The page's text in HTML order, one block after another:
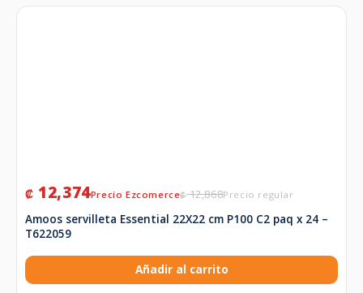
₡12,868
₡ 12,374
Amoos servilleta Essential 22X22 cm P100 C2 paq x 24 –
T622059
Añadir al carrito